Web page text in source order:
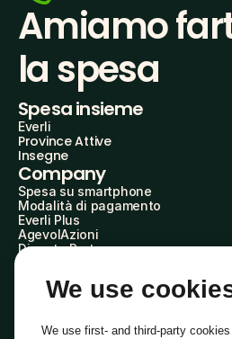
Amiamo
la spesa
Spesa insieme
Everli
Province Attive
Insegne
Company
Spesa su smartphone
Modalità di pagamento
Everli Plus
AgevolAzioni
Diventa Partner
Everli Shoppers
About Us
Everli News
We use
We use first- and third-party